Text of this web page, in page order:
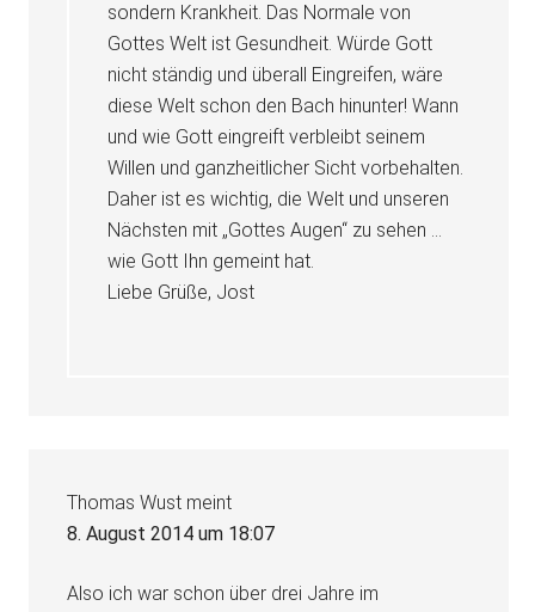
sondern Krankheit. Das Normale von
Gottes Welt ist Gesundheit. Würde Gott
nicht ständig und überall Eingreifen, wäre
diese Welt schon den Bach hinunter! Wann
und wie Gott eingreift verbleibt seinem
Willen und ganzheitlicher Sicht vorbehalten.
Daher ist es wichtig, die Welt und unseren
Nächsten mit „Gottes Augen“ zu sehen …
wie Gott Ihn gemeint hat.
Liebe Grüße, Jost
Thomas Wust meint
8. August 2014 um 18:07
Also ich war schon über drei Jahre im